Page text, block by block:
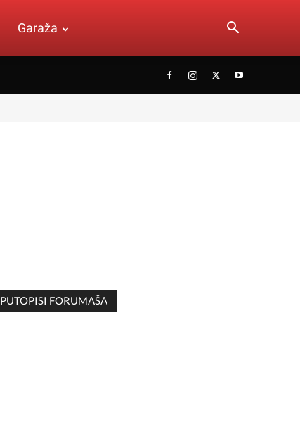
Garaža
PUTOPISI FORUMAŠA